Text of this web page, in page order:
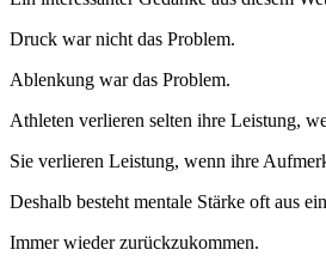
Druck war nicht das Problem.
Ablenkung war das Problem.
Athleten verlieren selten ihre Leistung,
Sie verlieren Leistung, wenn ihre
Deshalb besteht mentale Stärke oft aus
Immer wieder zurückzukommen.